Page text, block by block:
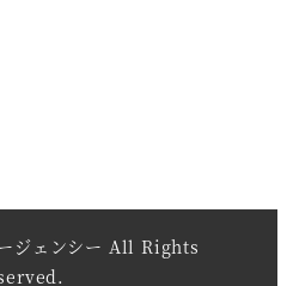
ジェンシー All Rights